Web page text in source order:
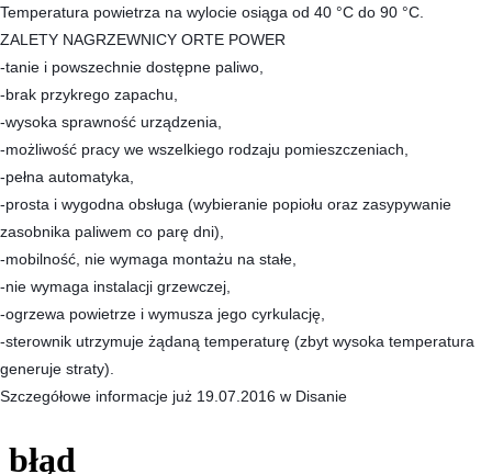
Temperatura powietrza na wylocie osiąga od 40 °C do 90 °C.
ZALETY NAGRZEWNICY ORTE POWER
-tanie i powszechnie dostępne paliwo,
-brak przykrego zapachu,
-wysoka sprawność urządzenia,
-możliwość pracy we wszelkiego rodzaju pomieszczeniach,
-pełna automatyka,
-prosta i wygodna obsługa (wybieranie popiołu oraz zasypywanie
zasobnika paliwem co parę dni),
-mobilność, nie wymaga montażu na stałe,
-nie wymaga instalacji grzewczej,
-ogrzewa powietrze i wymusza jego cyrkulację,
-sterownik utrzymuje żądaną temperaturę (zbyt wysoka temperatura
generuje straty).
Szczegółowe informacje już 19.07.2016 w Disanie